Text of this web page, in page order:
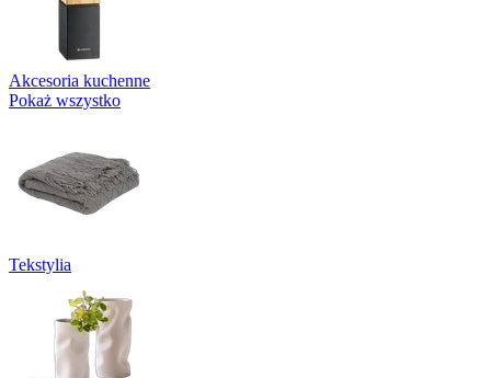
Akcesoria kuchenne
Pokaż wszystko
Tekstylia